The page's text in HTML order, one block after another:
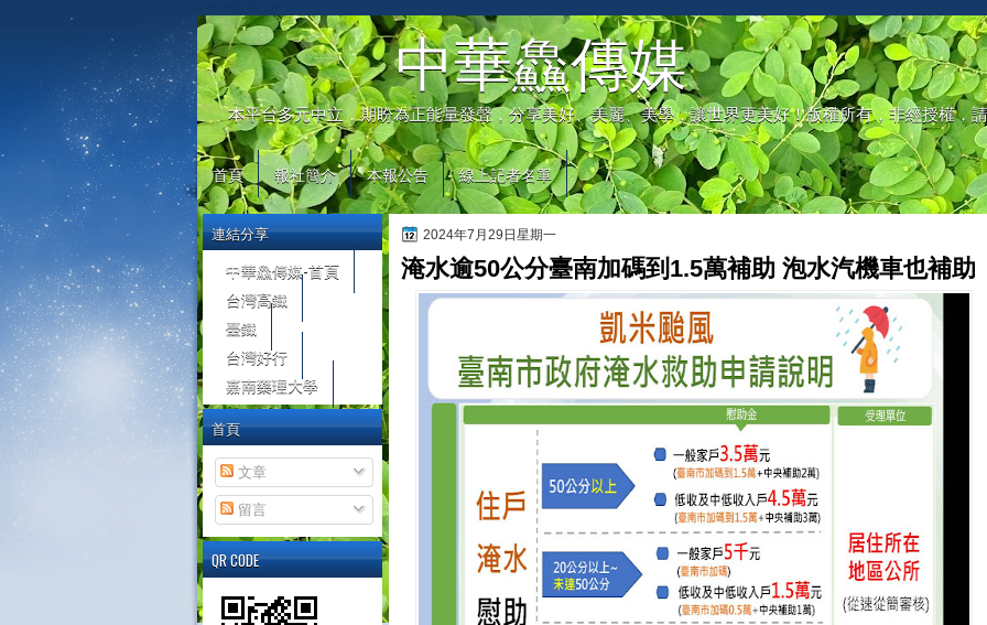
中華鱻傳媒
本平台多元中立，期盼為正能量發聲，分享美好、美麗、美學，讓世界更美好！版權所有，非經授權，
首頁 報社簡介 本報公告 線上記者名單
2024年7月29日星期一
淹水逾50公分臺南加碼到1.5萬補助 泡水汽機車也補助
連結分享
中華鱻傳媒-首頁
台灣高鐵
臺鐵
台灣好行
嘉南藥理大學
首頁
文章
留言
QR CODE